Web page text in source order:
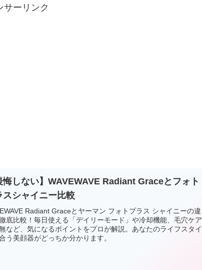
サーリンク
悔しない】WAVEWAVE Radiant Graceとフォト
スシャイニー比較
Radiant Graceとヤーマン フォトプラス シャイニーの違
底比較！毎日使える「デイリーモード」や冷却機能、毛穴ケア
など、気になるポイントをプロが解説。あなたのライフスタイ
う美顔器がどっちか分かります。